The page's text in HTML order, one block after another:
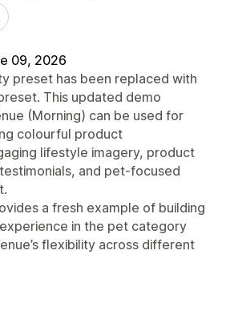
09, 2026
preset has been replaced with
This updated demo
(Morning) can be used for
colourful product
lifestyle imagery, product
and pet-focused
a fresh example of building
in the pet category
flexibility across different